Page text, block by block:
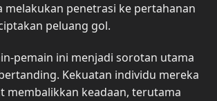
melakukan penetrasi ke pertahanan
peluang gol.
pemain ini menjadi sorotan utama
Kekuatan individu mereka
membalikkan keadaan, terutama